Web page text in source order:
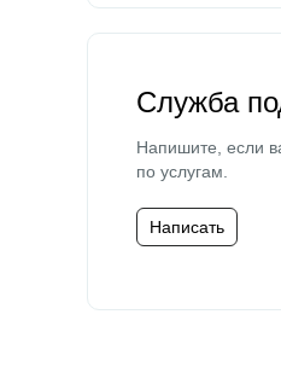
Служба
Напишите, если
по услугам.
Написать